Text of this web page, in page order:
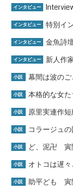
インタビュー
インタビュー 特別イ
インタビュー 金魚詩
インタビュー 新人作
小説 幕間は波の
小説 本格的な女
小説 原里実連作
小説 コラージュ
小説 ど、泥卍 寅
小説 オトコは遅
小説 助平ども 寅